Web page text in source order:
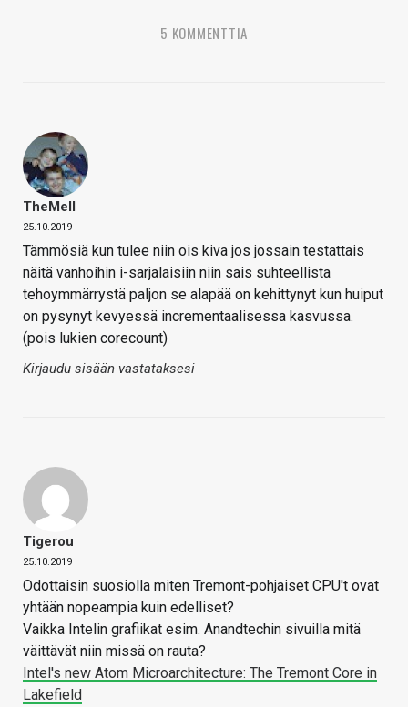
5 KOMMENTTIA
TheMeII
25.10.2019
Tämmösiä kun tulee niin ois kiva jos jossain testattais
näitä vanhoihin i-sarjalaisiin niin sais suhteellista
tehoymmärrystä paljon se alapää on kehittynyt kun huiput
on pysynyt kevyessä incrementaalisessa kasvussa.
(pois lukien corecount)
Kirjaudu sisään vastataksesi
Tigerou
25.10.2019
Odottaisin suosiolla miten Tremont-pohjaiset CPU't ovat
yhtään nopeampia kuin edelliset?
Vaikka Intelin grafiikat esim. Anandtechin sivuilla mitä
väittävät niin missä on rauta?
Intel's new Atom Microarchitecture: The Tremont Core in
Lakefield